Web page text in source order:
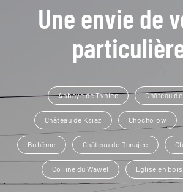
Une envie de
Abbaye de Tyniec Château
Château de Ksiaz Chocholow
Bohême Château de Dunajec
Colline du Wawel Eglise en